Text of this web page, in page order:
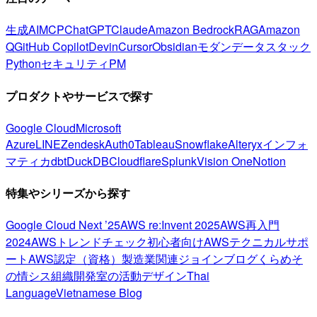
生成AIMCPChatGPTClaudeAmazon BedrockRAGAmazon
QGitHub CopilotDevinCursorObsidianモダンデータスタック
PythonセキュリティPM
プロダクトやサービスで探す
Google CloudMicrosoft
AzureLINEZendeskAuth0TableauSnowflakeAlteryxインフォ
マティカdbtDuckDBCloudflareSplunkVision OneNotion
特集やシリーズから探す
Google Cloud Next ’25AWS re:Invent 2025AWS再入門
2024AWSトレンドチェック初心者向けAWSテクニカルサポ
ートAWS認定（資格） 製造業関連ジョインブログくらめそ
の情シス組織開発室の活動デザインThai
LanguageVietnamese Blog